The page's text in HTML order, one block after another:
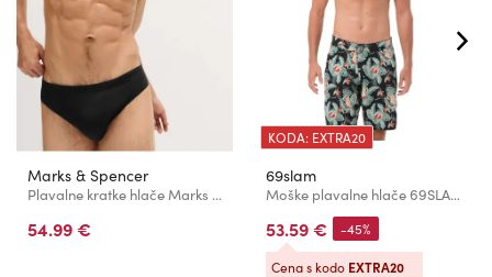
Marks & Spencer
Plavalne kratke hlače Marks & Spencer črna
54.99 €
KODA: EXTRA20
69slam
Moške plavalne hlače 69SLAM SECRET ALCOVE obojestransko
53.59 € -45%
Cena s kodo EXTRA20